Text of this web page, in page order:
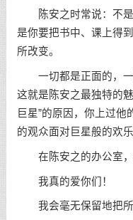
陈安之时常说：不是
是你要把书中、课上得
所改变。
一切都是正面的，一
这就是陈安之最独特的
巨星”的原因，你上过
的观众面对巨星般的欢乐
在陈安之的办公室，
我真的爱你们！
我会毫无保留地把所